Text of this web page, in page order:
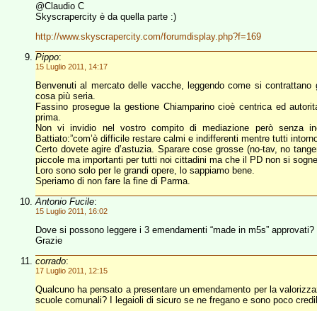
@Claudio C
Skyscrapercity è da quella parte :)
http://www.skyscrapercity.com/forumdisplay.php?f=169
Pippo:
15 Luglio 2011, 14:17
Benvenuti al mercato delle vacche, leggendo come si
cosa più seria.
Fassino prosegue la gestione Chiamparino cioè centrica ed
prima.
Non vi invidio nel vostro compito di mediazione però
Battiato:”com’è difficile restare calmi e indifferenti mentre tutti
Certo dovete agire d’astuzia. Sparare cose grosse (no-tav, no
piccole ma importanti per tutti noi cittadini ma che il PD non si
Loro sono solo per le grandi opere, lo sappiamo bene.
Speriamo di non fare la fine di Parma.
Antonio Fucile:
15 Luglio 2011, 16:02
Dove si possono leggere i 3 emendamenti “made in m5s” approvati?
Grazie
corrado:
17 Luglio 2011, 12:15
Qualcuno ha pensato a presentare un emendamento per la
scuole comunali? I legaioli di sicuro se ne fregano e sono poco